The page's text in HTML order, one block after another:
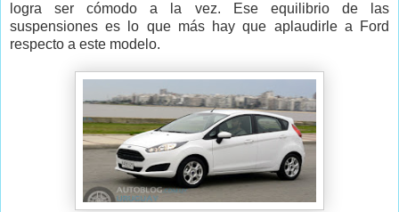
logra ser cómodo a la vez. Ese equilibrio de las
suspensiones es lo que más hay que aplaudirle a Ford
respecto a este modelo.